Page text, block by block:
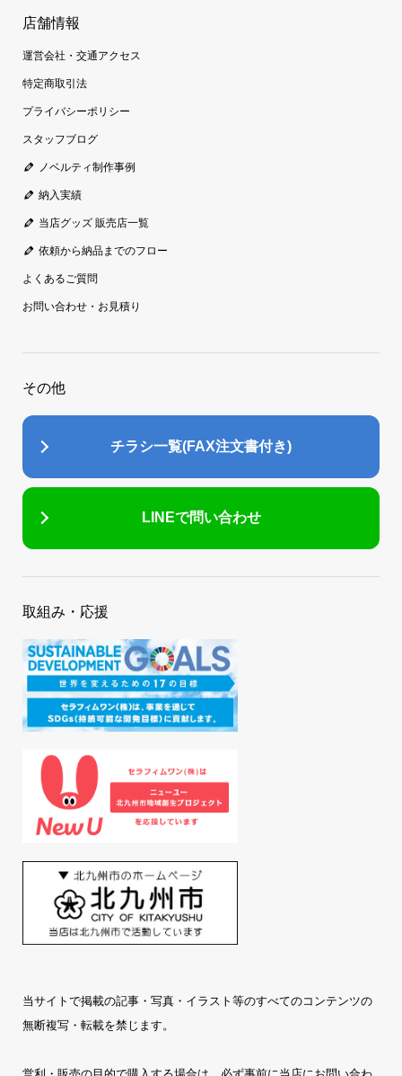
店舗情報
運営会社・交通アクセス
特定商取引法
プライバシーポリシー
スタッフブログ
ノベルティ制作事例
納入実績
当店グッズ 販売店一覧
依頼から納品までのフロー
よくあるご質問
お問い合わせ・お見積り
その他
チラシ一覧(FAX注文書付き)
LINEで問い合わせ
取組み・応援
当サイトで掲載の記事・写真・イラスト等のすべてのコンテンツの
無断複写・転載を禁じます。